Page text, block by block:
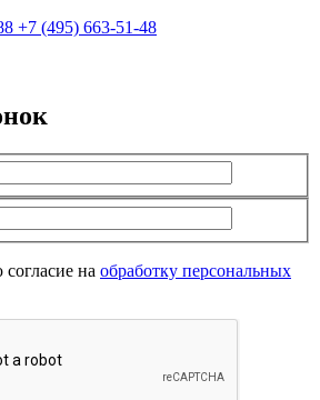
+7 (495) 663-51-48
на обработку персональных